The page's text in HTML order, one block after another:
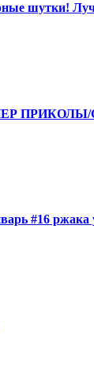
шутки!
ПРИКОЛЫ/
#16